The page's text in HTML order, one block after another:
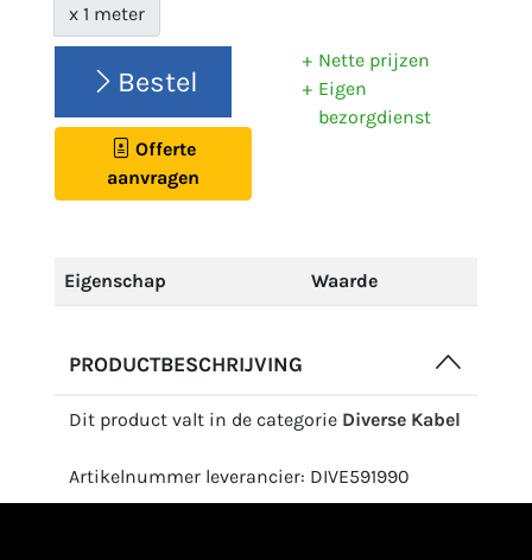
x 1 meter
Bestel
Offerte
aanvragen
Nette prijzen
Eigen
bezorgdienst
Eigenschap Waarde
PRODUCTBESCHRIJVING
Dit product valt in de categorie Diverse Kabel
Artikelnummer leverancier: DIVE591990